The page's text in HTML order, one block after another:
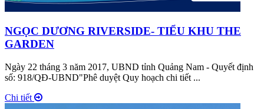
NGỌC DƯƠNG RIVERSIDE- TIỂU KHU THE
GARDEN
Ngày 22 tháng 3 năm 2017, UBND tỉnh Quảng Nam - Quyết định
số: 918/QĐ-UBND"Phê duyệt Quy hoạch chi tiết ...
Chi tiết